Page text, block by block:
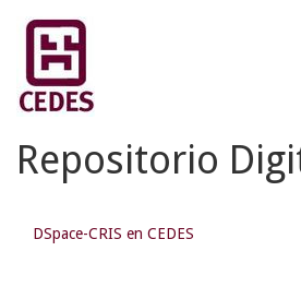
Repositorio
DSpace-CRIS en CEDES